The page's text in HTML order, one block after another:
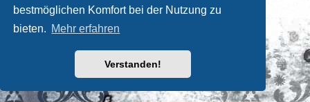
bestmöglichen Komfort bei der Nutzung zu
bieten. Mehr erfahren
Verstanden!